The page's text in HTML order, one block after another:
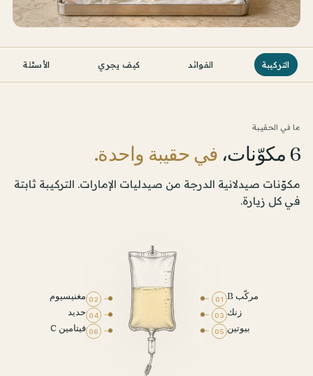
التركيبة الفوائد كيف يجري الأسئلة
ما في الحقيبة
6 مكوّنات، في حقيبة واحدة.
مكوّنات صيدلانية الدرجة من صيدليات الإمارات. التركيبة ثابتة
في كل زيارة.
01 مركّب B
03 زنك
05 بيوتين
02 مغنيسيوم
04 حديد
06 فيتامين C